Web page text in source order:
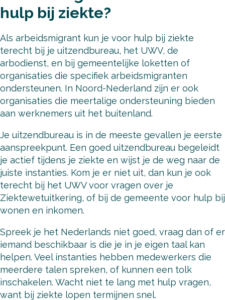
hulp bij ziekte?
Als arbeidsmigrant kun je voor hulp bij ziekte
terecht bij je uitzendbureau, het UWV, de
arbodienst, en bij gemeentelijke loketten of
organisaties die specifiek arbeidsmigranten
ondersteunen. In Noord-Nederland zijn er ook
organisaties die meertalige ondersteuning bieden
aan werknemers uit het buitenland.
Je uitzendbureau is in de meeste gevallen je eerste
aanspreekpunt. Een goed uitzendbureau begeleidt
je actief tijdens je ziekte en wijst je de weg naar de
juiste instanties. Kom je er niet uit, dan kun je ook
terecht bij het UWV voor vragen over je
Ziektewetuitkering, of bij de gemeente voor hulp bij
wonen en inkomen.
Spreek je het Nederlands niet goed, vraag dan of er
iemand beschikbaar is die je in je eigen taal kan
helpen. Veel instanties hebben medewerkers die
meerdere talen spreken, of kunnen een tolk
inschakelen. Wacht niet te lang met hulp vragen,
want bij ziekte lopen termijnen snel.